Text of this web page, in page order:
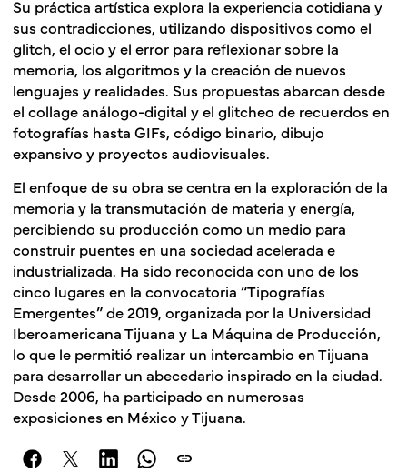
Su práctica artística explora la experiencia cotidiana y
sus contradicciones, utilizando dispositivos como el
glitch, el ocio y el error para reflexionar sobre la
memoria, los algoritmos y la creación de nuevos
lenguajes y realidades. Sus propuestas abarcan desde
el collage análogo-digital y el glitcheo de recuerdos en
fotografías hasta GIFs, código binario, dibujo
expansivo y proyectos audiovisuales.
El enfoque de su obra se centra en la exploración de la
memoria y la transmutación de materia y energía,
percibiendo su producción como un medio para
construir puentes en una sociedad acelerada e
industrializada. Ha sido reconocida con uno de los
cinco lugares en la convocatoria “Tipografías
Emergentes” de 2019, organizada por la Universidad
Iberoamericana Tijuana y La Máquina de Producción,
lo que le permitió realizar un intercambio en Tijuana
para desarrollar un abecedario inspirado en la ciudad.
Desde 2006, ha participado en numerosas
exposiciones en México y Tijuana.
link